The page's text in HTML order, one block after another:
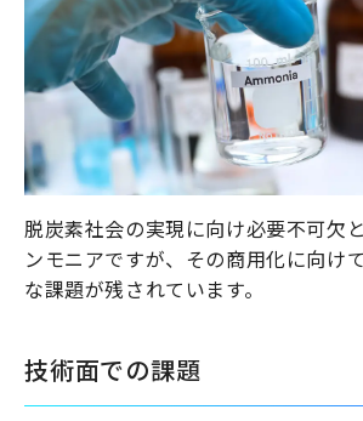
脱炭素社会の実現に向け必要不可欠
ンモニアですが、その商用化に向け
な課題が残されています。
技術面での課題